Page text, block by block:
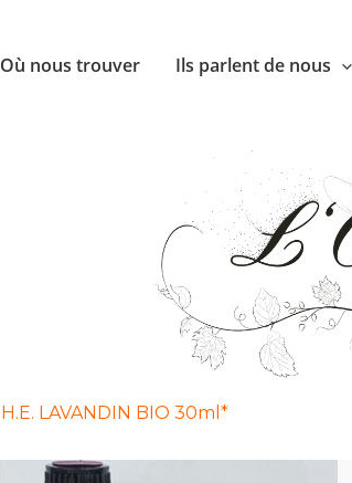
Où nous trouver Ils parlent de nous
H.E. LAVANDIN BIO 30ml*